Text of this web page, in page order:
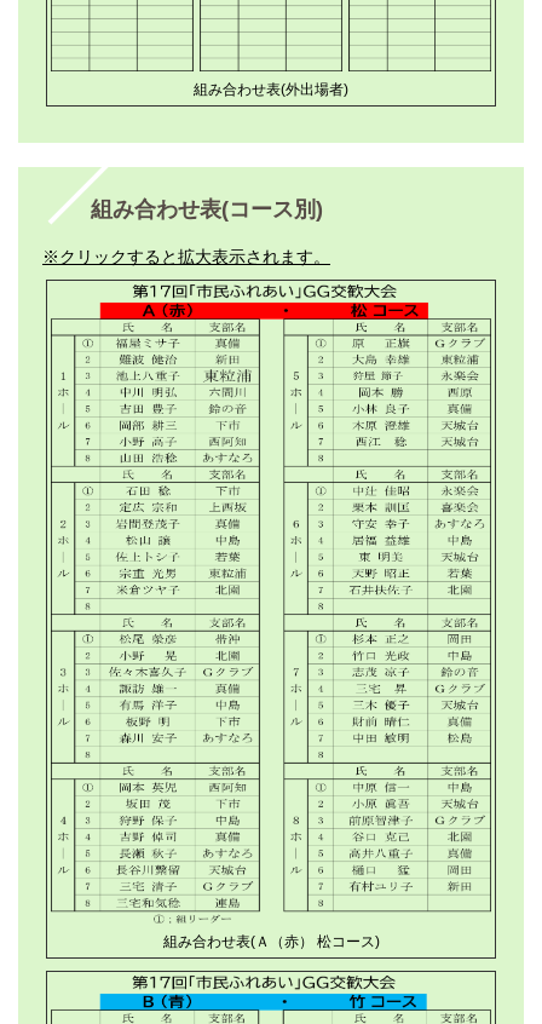
組み合わせ表(外出場者)
組み合わせ表(コース別)
※クリックすると拡大表示されます。
組み合わせ表(Ａ（赤） 松コース)